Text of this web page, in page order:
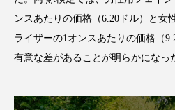
アンチエイジング アンチ
インタビュー インナービ
ウェアラブルデバイス ウ
ンスあたりの価格（6.20 ドル）と女
ライザーの1オンスあたりの価格（
有意な差があることが明らかになっ